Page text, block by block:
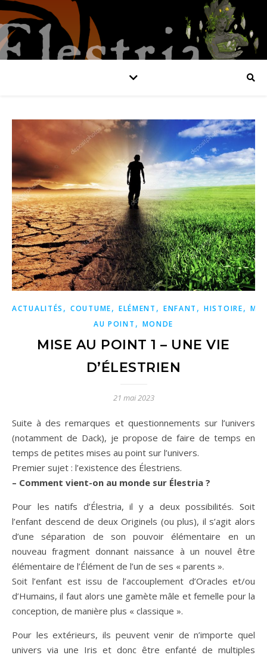
ACTUALITÉS , COUTUME, ELÉMENT , ENFANT ,HISTOIRE,
AU POINT , MONDE
MISE AU POINT 1 – UNE VIE
D’ÉLESTRIEN
21 mai 2023
Suite à des remarques et questionnements sur l’univers
(notamment de Dack), je propose de faire de temps en
temps de petites mises au point sur l’univers.
Premier sujet : l’existence des Élestriens.
– Comment vient-on au monde sur Élestria ?
Pour les natifs d’Élestria, il y a deux possibilités. Soit
l’enfant descend de deux Originels (ou plus), il s’agit alors
d’une séparation de son pouvoir élémentaire en un
nouveau fragment donnant naissance à un nouvel être
élémentaire de l’Élément de l’un de ses « parents ».
Soit l’enfant est issu de l’accouplement d’Oracles et/ou
d’Humains, il faut alors une gamète mâle et femelle pour la
conception, de manière plus « classique ».
Pour les extérieurs, ils peuvent venir de n’importe quel
univers via une Iris et donc être enfanté de multiples